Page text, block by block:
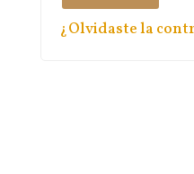
¿Olvidaste la